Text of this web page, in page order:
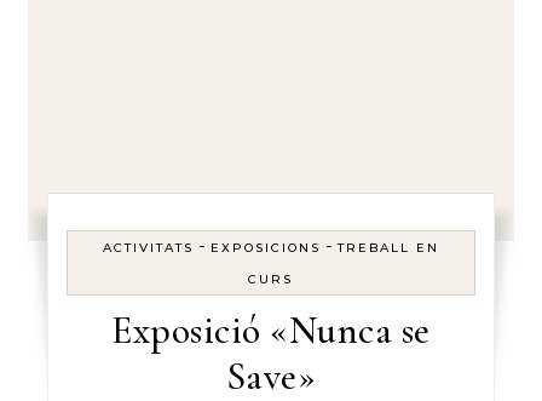
ACTIVITATS - EXPOSICIONS -TREBALL EN
CURS
Exposició «Nunca se
Save»